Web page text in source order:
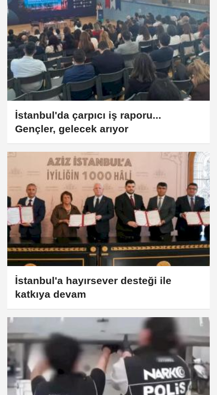
İstanbul'da çarpıcı iş raporu...
Gençler, gelecek arıyor
İstanbul'a hayırsever desteği ile
katkıya devam